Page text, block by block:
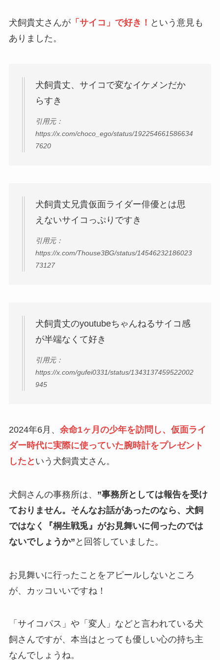
犬飼貴丈さんが「サイコ」で好き！ という意見も
ありました。
犬飼貴丈、サイコで変なイケメンだか
らすき
引用元：
https://x.com/choco_ego/status/192254661586634
7620
犬飼貴丈兄貴仮面ライダー俳優とは思
えないサイコっぷりですき
引用元：
https://x.com/Thouse3BG/status/14546232186023
73127
犬飼貴丈のyoutubeちゃんねるサイコ感
が半端なくて好き
引用元：
https://x.com/gufei0331/status/1343137459522002
945
2024年6月、 余命1ヶ月の少年を訪問し、仮面ライ
ダー時代に実際に使っていた腕時計をプレゼント
したと いう犬飼貴丈さん。
犬飼さんの事務所は、 ”事務所としては報告を受け
ておりません。そんなお話があったのなら、犬飼
ではなく『桐生戦兎』がお見舞いに伺ったのでは
ないでしょうか” と回答していました。
お見舞いに行ったことをアピールしないところ
が、カッコいいですね！
「サイコパス」や「変人」などと言われている犬
飼さんですが、本当はとっても優しい心の持ち主
なんでしょうね。